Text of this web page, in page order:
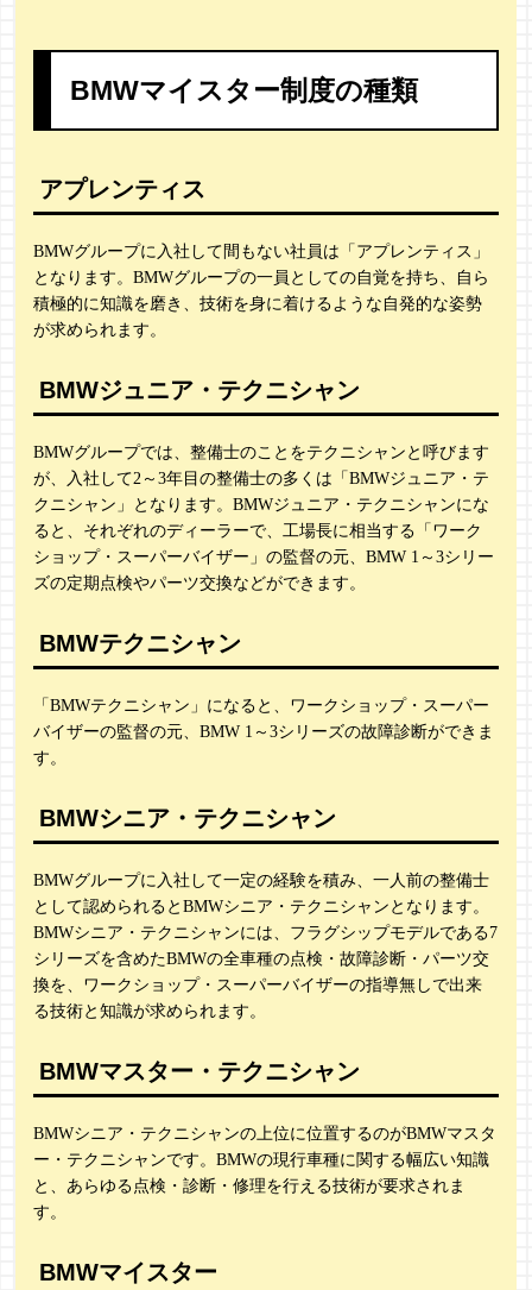
BMWマイスター制度の種類
アプレンティス
BMWグループに入社して間もない社員は「アプレンティス」
となります。BMWグループの一員としての自覚を持ち、自ら
積極的に知識を磨き、技術を身に着けるような自発的な姿勢
が求められます。
BMWジュニア・テクニシャン
BMWグループでは、整備士のことをテクニシャンと呼びます
が、入社して2～3年目の整備士の多くは「BMWジュニア・テ
クニシャン」となります。BMWジュニア・テクニシャンにな
ると、それぞれのディーラーで、工場長に相当する「ワーク
ショップ・スーパーバイザー」の監督の元、BMW 1～3シリー
ズの定期点検やパーツ交換などができます。
BMWテクニシャン
「BMWテクニシャン」になると、ワークショップ・スーパー
バイザーの監督の元、BMW 1～3シリーズの故障診断ができま
す。
BMWシニア・テクニシャン
BMWグループに入社して一定の経験を積み、一人前の整備士
として認められるとBMWシニア・テクニシャンとなります。
BMWシニア・テクニシャンには、フラグシップモデルである7
シリーズを含めたBMWの全車種の点検・故障診断・パーツ交
換を、ワークショップ・スーパーバイザーの指導無しで出来
る技術と知識が求められます。
BMWマスター・テクニシャン
BMWシニア・テクニシャンの上位に位置するのがBMWマスタ
ー・テクニシャンです。BMWの現行車種に関する幅広い知識
と、あらゆる点検・診断・修理を行える技術が要求されま
す。
BMWマイスター